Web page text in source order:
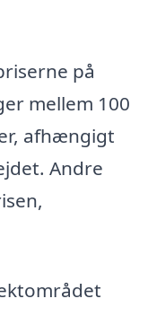
på
mellem 100
afhængigt
Andre